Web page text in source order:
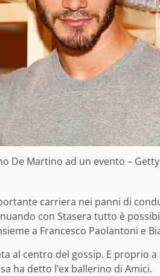
De Martino ad un evento –
carriera nei panni di
con Stasera tutto è
a Francesco Paolantoni e
al centro del gossip. E proprio
ha detto l’ex ballerino di Amici.